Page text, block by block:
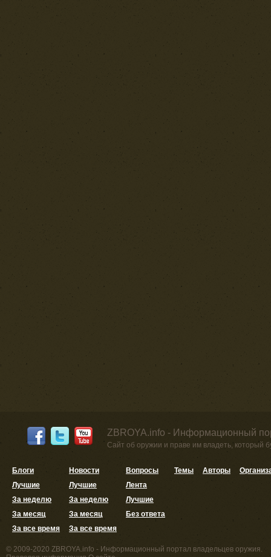
ZBROYA.info - Информационный
Сайт об оружии и праве им владеть, который
Блоги
Лучшие
За неделю
За месяц
За все время
Новости
Лучшие
За неделю
За месяц
За все время
Вопросы
Лента
Лучшие
Без ответа
Темы Авторы
© 2009-2020 ZBROYA.info - Информационный портал владельцев оружия.